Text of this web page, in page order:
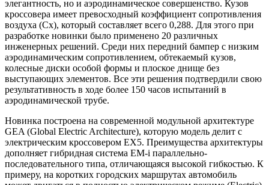
элегантность, но и аэродинамическое совершенство. Кузов
кроссовера имеет превосходный коэффициент сопротивления
воздуха (Сх), который составляет всего 0,288. Для этого при
разработке новинки было применено 20 различных
инженерных решений. Среди них передний бампер с низким
аэродинамическим сопротивлением, обтекаемый кузов,
колесные диски особой формы и плоское днище без
выступающих элементов. Все эти решения подтвердили свою
результативность в ходе более 150 часов испытаний в
аэродинамической трубе.
Новинка построена на современной модульной архитектуре
GEA (Global Electric Architecture), которую модель делит с
электрическим кроссовером EX5. Преимущества архитектуры
дополняет гибридная система EM-i параллельно-
последовательного типа, отличающаяся высокой гибкостью. К
примеру, на коротких городских маршрутах автомобиль